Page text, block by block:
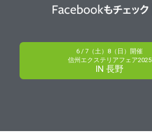
6 / 7（土）8（日）開催
信州エクステリアフェア2025
IN 長野